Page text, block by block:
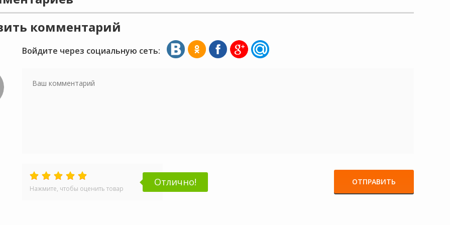
комментарий
Войдите через социальную сеть:
Отлично!
Нажмите, чтобы оценить товар
ОТПРАВИТЬ